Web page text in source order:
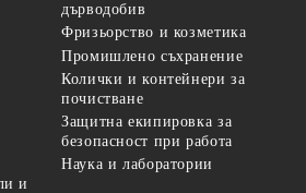
и
дърводобив
Фризьорство и козметика
Промишлено съхранение
Колички и контейнери за
почистване
Защитна екипировка за
безопасност при работа
Наука и лаборатории